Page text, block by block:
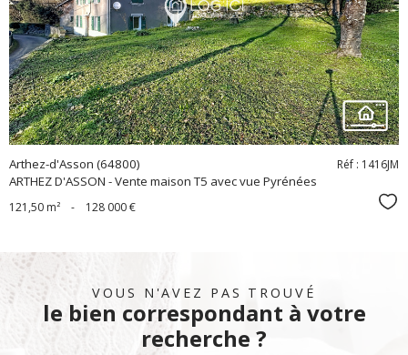
bien
Arthez-d'Asson (64800)
ARTHEZ D'ASSON - Vente maison T5 avec vue Pyrénées
Réf : 1416JM
121,50 m² - 128 000 €
VOUS N'AVEZ PAS TROUVÉ
le bien correspondant à votre
recherche ?